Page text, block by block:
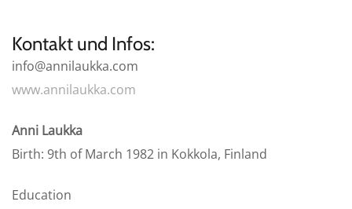
Kontakt und Infos:
info@annilaukka.com
www.annilaukka.com
Anni Laukka
Birth: 9th of March 1982 in Kokkola, Finland
Education